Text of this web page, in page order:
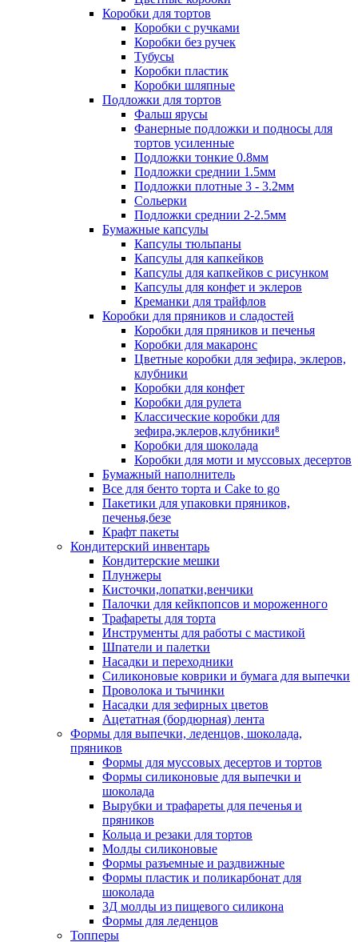
Коробки для тортов
Коробки с ручками
Коробки без ручек
Тубусы
Коробки пластик
Коробки шляпные
Подложки для тортов
Фальш ярусы
Фанерные подложки и подносы для
тортов усиленные
Подложки тонкие 0.8мм
Подложки среднии 1.5мм
Подложки плотные 3 - 3.2мм
Сольерки
Подложки среднии 2-2.5мм
Бумажные капсулы
Капсулы тюльпаны
Капсулы для капкейков
Капсулы для капкейков с рисунком
Капсулы для конфет и эклеров
Креманки для трайфлов
Коробки для пряников и сладостей
Коробки для пряников и печенья
Коробки для макаронс
Цветные коробки для зефира, эклеров,
клубники
Коробки для конфет
Коробки для рулета
Классические коробки для
зефира,эклеров,клубники⁸
Коробки для шоколада
Коробки для моти и муссовых десертов
Бумажный наполнитель
Все для бенто торта и Cake to go
Пакетики для упаковки пряников,
печенья,безе
Крафт пакеты
Кондитерский инвентарь
Кондитерские мешки
Плунжеры
Кисточки,лопатки,венчики
Палочки для кейкпопсов и мороженного
Трафареты для торта
Инструменты для работы с мастикой
Шпатели и палетки
Насадки и переходники
Силиконовые коврики и бумага для выпечки
Проволока и тычинки
Насадки для зефирных цветов
Ацетатная (бордюрная) лента
Формы для выпечки, леденцов, шоколада,
пряников
Формы для муссовых десертов и тортов
Формы силиконовые для выпечки и
шоколада
Вырубки и трафареты для печенья и
пряников
Кольца и резаки для тортов
Молды силиконовые
Формы разъемные и раздвижные
Формы пластик и поликарбонат для
шоколада
3Д молды из пищевого силикона
Формы для леденцов
Топперы